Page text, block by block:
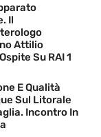
Il
Attilio
Su RAI 1
E Qualità
Sul Litorale
Incontro In